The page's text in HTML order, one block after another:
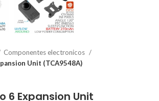
Componentes electronicos
Unit (TCA9548A)
6 Expansion Unit